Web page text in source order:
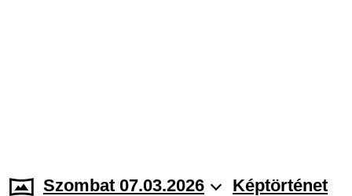
Szombat 07.03.2026 Képtörténet